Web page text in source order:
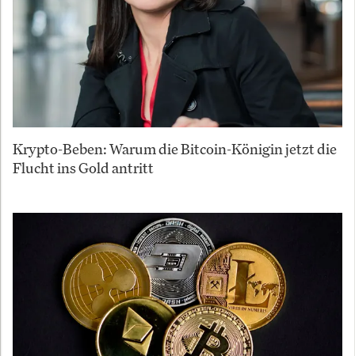
Krypto-Beben: Warum die Bitcoin-Königin jetzt die
Flucht ins Gold antritt